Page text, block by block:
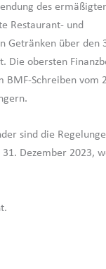
des
Restaurant- und
Getränken über den
Die obersten
BMF-Schreiben vom
sind die
31. Dezember 2023,